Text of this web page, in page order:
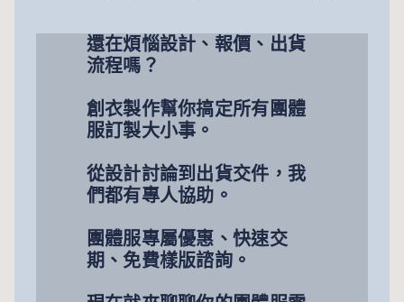
還在煩惱設計、報價、出貨
流程嗎？
創衣製作幫你搞定所有團體
服訂製大小事。
從設計討論到出貨交件，我
們都有專人協助。
團體服專屬優惠、快速交
期、免費樣版諮詢。